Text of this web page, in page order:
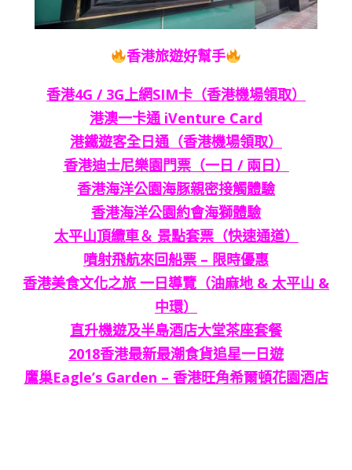
香港旅遊好幫手
香港4G / 3G上網SIM卡（香港機場領取）
港澳一卡通 iVenture Card
港鐵遊客全日通（香港機場領取）
香港迪士尼樂園門票（一日 / 兩日）
香港海洋公園海豚親密接觸體驗
香港海洋公園約會海獅體驗
太平山頂纜車＆ 景點套票（快速通道）
噴射飛航來回船票 – 限時優惠
香港美食文化之旅 一日導覽（油麻地 & 太平山 &
中環）
直升機遊及半島酒店大堂茶座套餐
2018香港最新最潮食貨追星一日遊
鷹巢Eagle’s Garden – 香港旺角希爾頓花園酒店